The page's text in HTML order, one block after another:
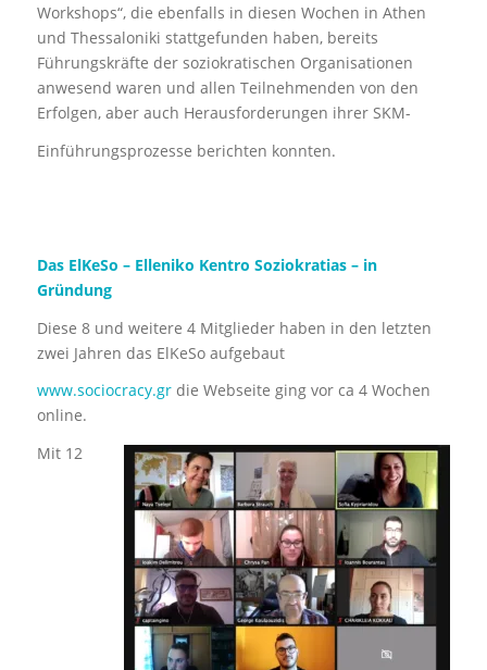
Workshops“, die ebenfalls in diesen Wochen in Athen
und Thessaloniki stattgefunden haben, bereits
Führungskräfte der soziokratischen Organisationen
anwesend waren und allen Teilnehmenden von den
Erfolgen, aber auch Herausforderungen ihrer SKM-
Einführungsprozesse berichten konnten.
Das ElKeSo – Elleniko Kentro Soziokratias – in
Gründung
Diese 8 und weitere 4 Mitglieder haben in den letzten
zwei Jahren das ElKeSo aufgebaut
www.sociocracy.grdie Webseite ging vor ca 4 Wochen
online.
Mit 12